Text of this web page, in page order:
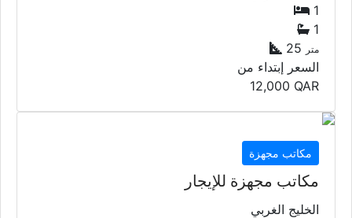
1
1
25
متر
السعر إبتداء من
12,000 QAR
مكاتب مجهزة
مكاتب مجهزة للإيجار
الخليج الغربي